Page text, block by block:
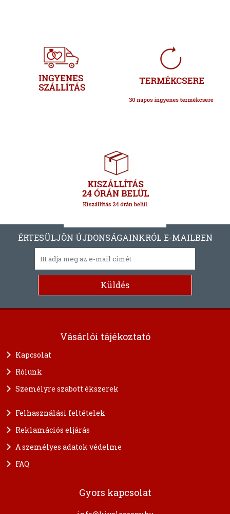
ÉRTESÜLJÖN ÚJDONSÁGAINKRÓL E-MAILBEN
Vásárlói tájékoztató
Kapcsolat
Rólunk
Személyre szabott ékszerek
Felhasználási feltételek
Reklamációs eljárás
A személyes adatok védelme
FAQ
Gyors kapcsolat